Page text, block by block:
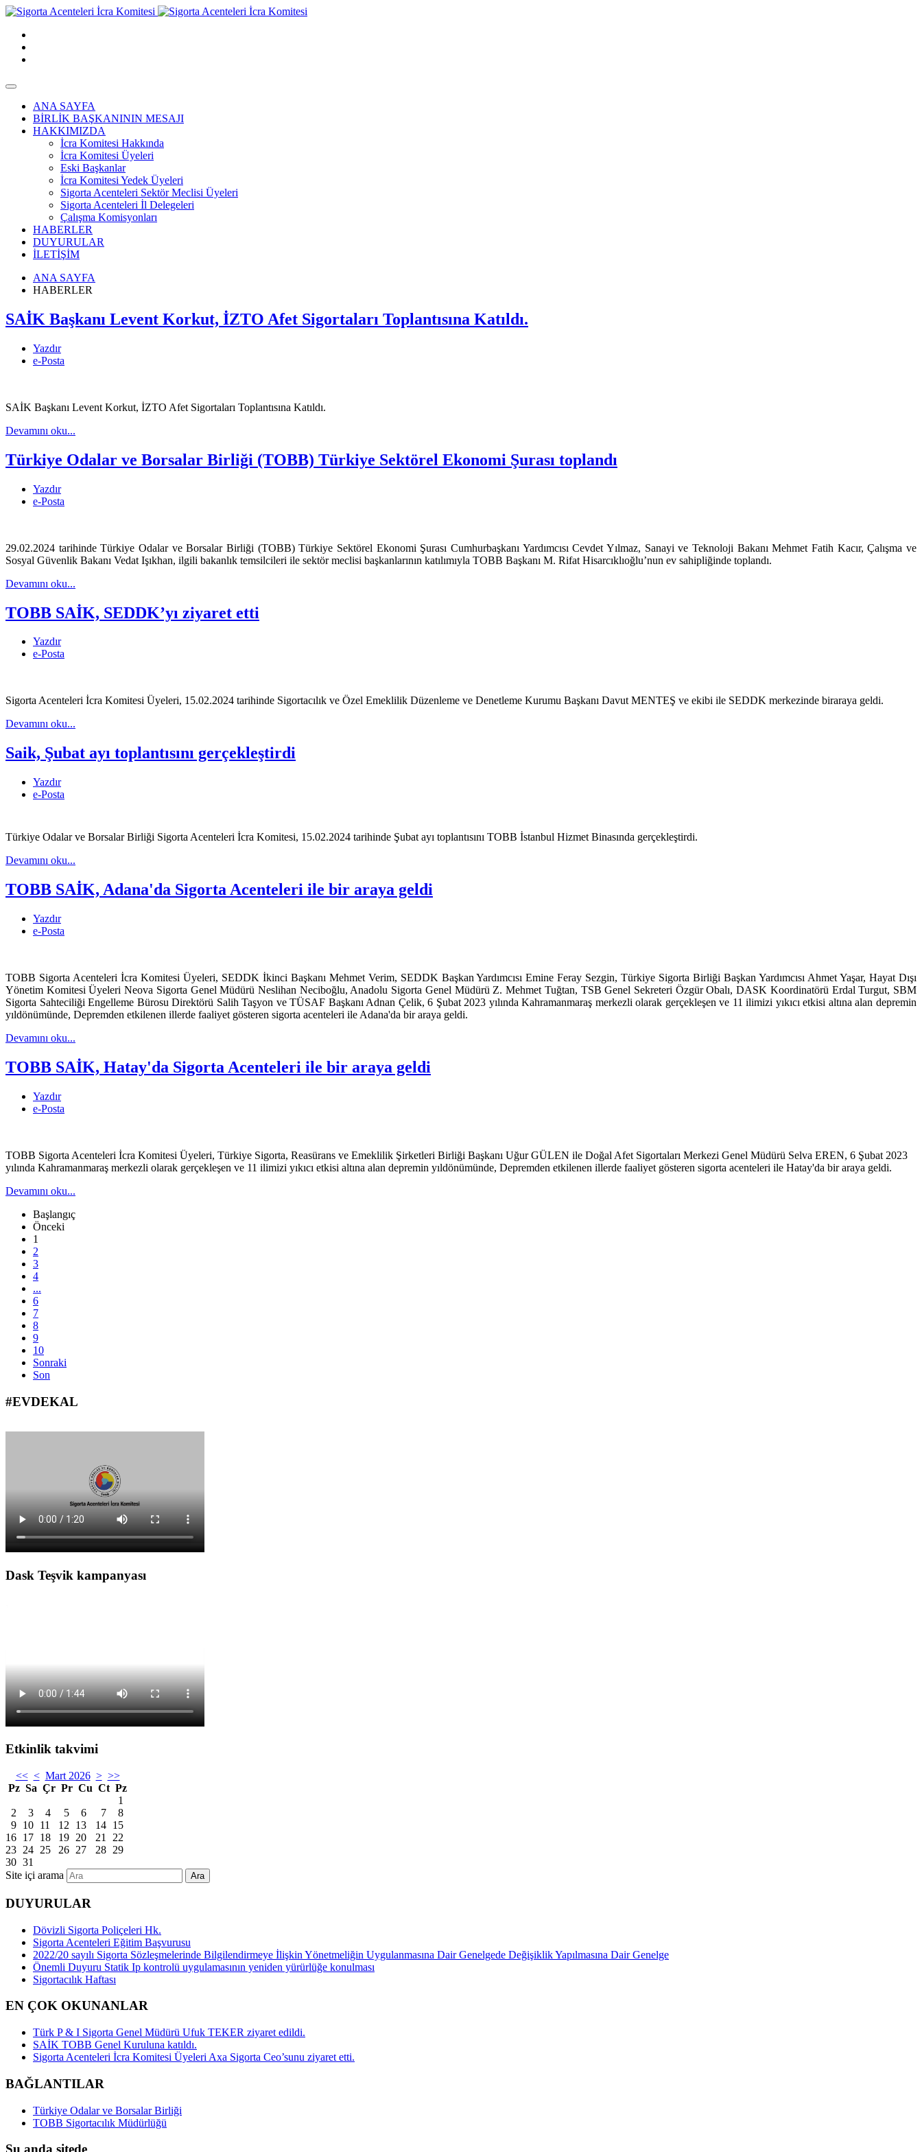
ANA SAYFA
BİRLİK BAŞKANININ MESAJI
HAKKIMIZDA
İcra Komitesi Hakkında
İcra Komitesi Üyeleri
Eski Başkanlar
İcra Komitesi Yedek Üyeleri
Sigorta Acenteleri Sektör Meclisi Üyeleri
Sigorta Acenteleri İl Delegeleri
Çalışma Komisyonları
HABERLER
DUYURULAR
İLETİŞİM
ANA SAYFA
HABERLER
SAİK Başkanı Levent Korkut, İZTO Afet Sigortaları Toplantısına Katıldı.
Yazdır
e-Posta
SAİK Başkanı Levent Korkut, İZTO Afet Sigortaları Toplantısına Katıldı.
Devamını oku...
Türkiye Odalar ve Borsalar Birliği (TOBB) Türkiye Sektörel Ekonomi Şurası toplandı
Yazdır
e-Posta
29.02.2024 tarihinde Türkiye Odalar ve Borsalar Birliği (TOBB) Türkiye Sektörel Ekonomi Şurası Cumhurbaşkanı Yardımcısı Cevdet Yılmaz, Sanayi ve Teknoloji Bakanı Mehmet Fatih Kacır, Çalışma ve
Sosyal Güvenlik Bakanı Vedat Işıkhan, ilgili bakanlık temsilcileri ile sektör meclisi başkanlarının katılımıyla TOBB Başkanı M. Rifat Hisarcıklıoğlu’nun ev sahipliğinde toplandı.
Devamını oku...
TOBB SAİK, SEDDK’yı ziyaret etti
Yazdır
e-Posta
Sigorta Acenteleri İcra Komitesi Üyeleri, 15.02.2024 tarihinde Sigortacılık ve Özel Emeklilik Düzenleme ve Denetleme Kurumu Başkanı Davut MENTEŞ ve ekibi ile SEDDK merkezinde biraraya geldi.
Devamını oku...
Saik, Şubat ayı toplantısını gerçekleştirdi
Yazdır
e-Posta
Türkiye Odalar ve Borsalar Birliği Sigorta Acenteleri İcra Komitesi, 15.02.2024 tarihinde Şubat ayı toplantısını TOBB İstanbul Hizmet Binasında gerçekleştirdi.
Devamını oku...
TOBB SAİK, Adana'da Sigorta Acenteleri ile bir araya geldi
Yazdır
e-Posta
TOBB Sigorta Acenteleri İcra Komitesi Üyeleri, SEDDK İkinci Başkanı Mehmet Verim, SEDDK Başkan Yardımcısı Emine Feray Sezgin, Türkiye Sigorta Birliği Başkan Yardımcısı Ahmet Yaşar, Hayat Dışı
Yönetim Komitesi Üyeleri Neova Sigorta Genel Müdürü Neslihan Neciboğlu, Anadolu Sigorta Genel Müdürü Z. Mehmet Tuğtan, TSB Genel Sekreteri Özgür Obalı, DASK Koordinatörü Erdal Turgut, SBM
Sigorta Sahteciliği Engelleme Bürosu Direktörü Salih Taşyon ve TÜSAF Başkanı Adnan Çelik, 6 Şubat 2023 yılında Kahramanmaraş merkezli olarak gerçekleşen ve 11 ilimizi yıkıcı etkisi altına alan depremin
yıldönümünde, Depremden etkilenen illerde faaliyet gösteren sigorta acenteleri ile Adana'da bir araya geldi.
Devamını oku...
TOBB SAİK, Hatay'da Sigorta Acenteleri ile bir araya geldi
Yazdır
e-Posta
TOBB Sigorta Acenteleri İcra Komitesi Üyeleri, Türkiye Sigorta, Reasürans ve Emeklilik Şirketleri Birliği Başkanı Uğur GÜLEN ile Doğal Afet Sigortaları Merkezi Genel Müdürü Selva EREN, 6 Şubat 2023
yılında Kahramanmaraş merkezli olarak gerçekleşen ve 11 ilimizi yıkıcı etkisi altına alan depremin yıldönümünde, Depremden etkilenen illerde faaliyet gösteren sigorta acenteleri ile Hatay'da bir araya geldi.
Devamını oku...
Başlangıç
Önceki
1
2
3
4
...
6
7
8
9
10
Sonraki
Son
#EVDEKAL
Dask Teşvik kampanyası
Etkinlik takvimi
<< < Mart 2026 > >>
Pz Sa Çr Pr Cu Ct Pz
1
2
3 4 5 6 7
8
9 10 11 12 13 14 15
16 17 18 19 20 21
22
23 24 25 26 27 28 29
30 31
Site içi arama
Ara
DUYURULAR
Dövizli Sigorta Poliçeleri Hk.
Sigorta Acenteleri Eğitim Başvurusu
2022/20 sayılı Sigorta Sözleşmelerinde Bilgilendirmeye İlişkin Yönetmeliğin Uygulanmasına Dair Genelgede Değişiklik Yapılmasına Dair Genelge
Önemli Duyuru Statik Ip kontrolü uygulamasının yeniden yürürlüğe konulması
Sigortacılık Haftası
EN ÇOK OKUNANLAR
Türk P & I Sigorta Genel Müdürü Ufuk TEKER ziyaret edildi.
SAİK TOBB Genel Kuruluna katıldı.
Sigorta Acenteleri İcra Komitesi Üyeleri Axa Sigorta Ceo’sunu ziyaret etti.
BAĞLANTILAR
Türkiye Odalar ve Borsalar Birliği
TOBB Sigortacılık Müdürlüğü
Şu anda sitede